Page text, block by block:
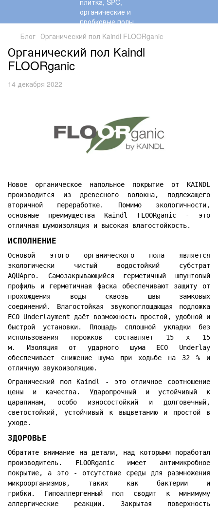
Блог Органический пол Kaindl FLOORganic
Органический пол Kaindl
FLOORganic
14 декабря 2022
Новое органическое напольное покрытие от KAINDL
производится из древесного волокна, подлежащего
вторичной переработке. Помимо экологичности,
основные преимущества Kaindl FLOORganic - это
отличная шумоизоляция и высокая влагостойкость.
ИСПОЛНЕНИЕ
Основой этого органического пола является
экологически чистый водостойкий субстрат
AQUApro. Самозакрывающийся герметичный шпунтовый
профиль и герметичная фаска обеспечивают защиту от
прохождения воды сквозь швы замковых
соединений. Влагостойкая звукопоглощающая подложка
ECO Underlayment даёт возможность простой, удобной и
быстрой установки. Площадь сплошной укладки без
использования порожков составляет 15 х 15
м. Изоляция от ударного шума ECO Underlay
обеспечивает снижение шума при ходьбе на 32 % и
отличную звукоизоляцию.
Огранический пол Kaindl - это отличное соотношение
цены и качества. Ударопрочный и устойчивый к
царапинам, особо износостойкий и долговечный,
светостойкий, устойчивый к выцветанию и простой в
уходе.
ЗДОРОВЬЕ
Обратите внимание на детали, над которыми поработал
производитель. FLOORganic имеет антимикробное
покрытие, а это - отсутствие среды для размножения
микроорганизмов, таких как бактерии и
грибки. Гипоаллергенный пол сводит к минимуму
аллергические реакции. Закрытая поверхность